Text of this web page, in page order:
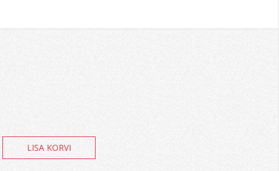
LISA KORVI